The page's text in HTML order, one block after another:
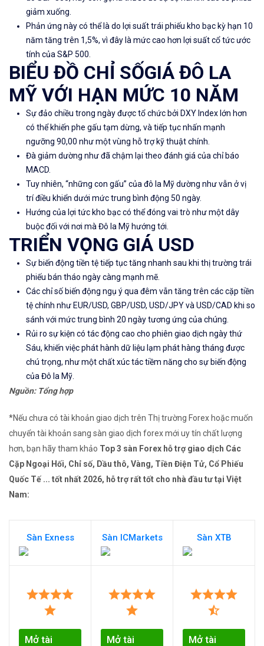
giảm xuống.
Phản ứng này có thể là do lợi suất trái phiếu kho bạc kỳ hạn 10
năm tăng trên 1,5%, vì đây là mức cao hơn lợi suất cổ tức ước
tính của S&P 500.
BIỂU ĐỒ CHỈ SỐGIÁ ĐÔ LA
MỸ VỚI HẠN MỨC 10 NĂM
Sự đảo chiều trong ngày được tổ chức bởi DXY Index lớn hơn
có thể khiến phe gấu tạm dừng, và tiếp tục nhấn mạnh
ngưỡng 90,00 như một vùng hỗ trợ kỹ thuật chính.
Đà giảm dường như đã chậm lại theo đánh giá của chỉ báo
MACD.
Tuy nhiên, “những con gấu” của đô la Mỹ dường như vẫn ở vị
trí điều khiển dưới mức trung bình động 50 ngày.
Hướng của lợi tức kho bạc có thể đóng vai trò như một dây
buộc đối với nơi mà Đô la Mỹ hướng tới.
TRIỂN VỌNG GIÁ USD
Sự biến động tiền tệtiếp tục tăng nhanh sau khi thị trường trái
phiếu bán tháo ngày càng mạnh mẽ.
Các chỉ số biến động ngụ ý qua đêm vẫn tăng trên các cặp tiền
tệ chính như EUR/USD, GBP/USD, USD/JPY và USD/CAD khi so
sánh với mức trung bình 20 ngày tương ứng của chúng.
Rủi ro sự kiện có tác động cao cho phiên giao dịch ngày thứ
Sáu, khiến việc phát hành dữ liệu lạm phát hàng tháng được
chú trọng, như một chất xúc tác tiềm năng cho sự biến động
của Đô la Mỹ.
Nguồn: Tổng hợp
*Nếu chưa có tài khoản giao dịch trên Thị trường Forex hoặc muốn
chuyển tài khoản sang sàn giao dịch forex mới uy tín chất lượng
hơn, bạn hãy tham khảo Top 3 sàn Forex hỗ trợ giao dịch Các
Cặp Ngoại Hối, Chỉ số, Dầu thô, Vàng, Tiền Điện Tử, Cổ Phiếu
Quốc Tế ... tốt nhất 2026, hỗ trợ rất tốt cho nhà đầu tư tại Việt
Nam:
Sàn Exness Sàn ICMarkets Sàn XTB
Mở tài
Mở tài
Mở tài